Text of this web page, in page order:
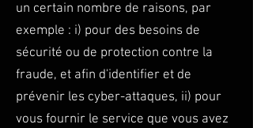
un certain nombre de raisons, par
exemple : i) pour des besoins de
sécurité ou de protection contre la
fraude, et afin d'identifier et de
prévenir les cyber-attaques, ii) pour
vous fournir le service que vous avez